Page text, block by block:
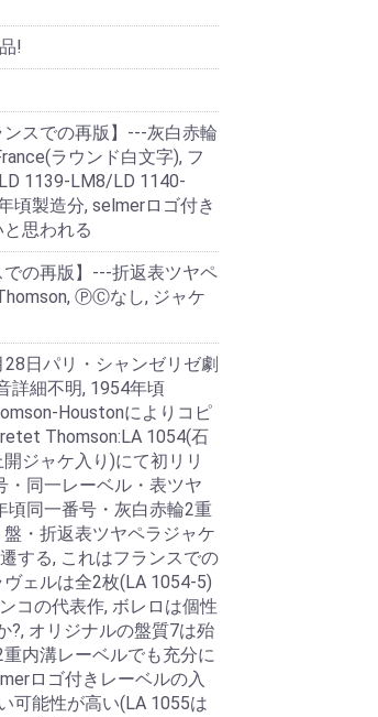
!
ンスでの再版】---灰白赤輪
ラウンド白文字), フ
1139-LM8/LD 1140-
頃製造分, selmerロゴ付き
思われる
での再版】---折返表ツヤペ
ⓅⒸなし, ジャケ
日パリ・シャンゼリゼ劇
詳細不明, 1954年頃
Houstonによりコピ
Thomson:LA 1054(石
ジャケ入り)にて初リリ
同一レーベル・表ツヤ
同一番号・灰白赤輪2重
・折返表ツヤペラジャケ
する, これはフランスでの
ェルは全2枚(LA 1054-5)
コの代表作, ボレロは個性
?, オリジナルの盤質7は殆
内溝レーベルでも充分に
ロゴ付きレーベルの入
可能性が高い(LA 1055は